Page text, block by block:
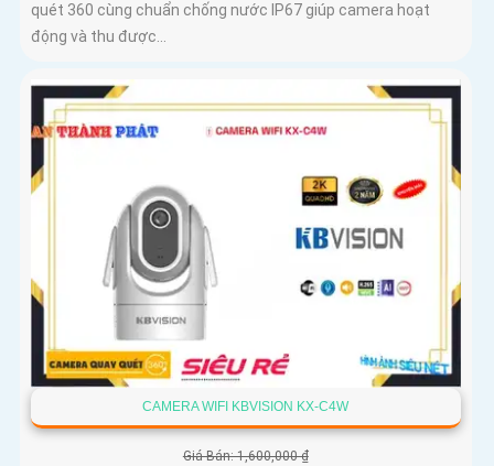
quét 360 cùng chuẩn chống nước IP67 giúp camera hoạt
động và thu được...
CAMERA WIFI KBVISION KX-C4W
Giá Bán: 1,600,000 ₫